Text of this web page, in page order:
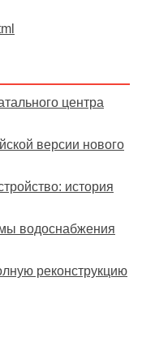
центра
версии нового
история
водоснабжения
реконструкцию